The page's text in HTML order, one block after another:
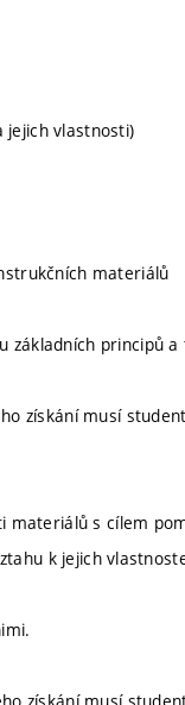
jejich vlastnosti)
materiálů
principů a
získání musí
materiálů s cílem
k jejich